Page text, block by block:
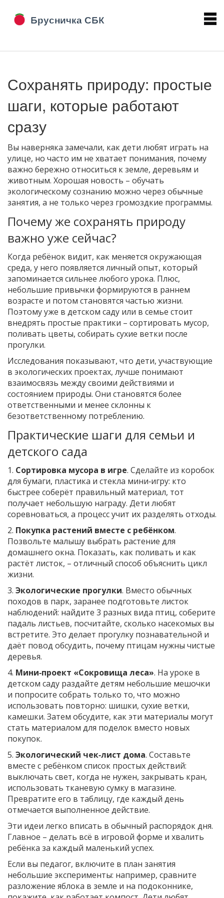
Сохранять природу: простые
шаги, которые работают
сразу
Вы наверняка замечали, как дети любят играть на
улице, но часто им не хватает понимания, почему
важно бережно относиться к земле, деревьям и
животным. Хорошая новость – обучать
экологическому сознанию можно через обычные
занятия, а не только через громоздкие программы.
Почему же сохранять природу
важно уже сейчас?
Когда ребёнок видит, как меняется окружающая
среда, у него появляется личный опыт, который
запоминается сильнее любого урока. Плюс,
небольшие привычки формируются в раннем
возрасте и потом становятся частью жизни.
Поэтому уже в детском саду или в семье стоит
внедрять простые практики – сортировать мусор,
поливать цветы, собирать сухие ветки после
прогулки.
Исследования показывают, что дети, участвующие
в экологических проектах, лучше понимают
взаимосвязь между своими действиями и
состоянием природы. Они становятся более
ответственными и менее склонны к
безответственному потреблению.
Практические шаги для семьи и
детского сада
1. Сортировка мусора в игре. Сделайте из коробок
для бумаги, пластика и стекла мини‑игру: кто
быстрее соберёт правильный материал, тот
получает небольшую награду. Дети любят
соревноваться, а процесс учит их разделять отходы.
2. Покупка растений вместе с ребёнком.
Позвольте малышу выбрать растение для
домашнего окна. Показать, как поливать и как
растёт листок, – отличный способ объяснить цикл
жизни.
3. Экологические прогулки. Вместо обычных
походов в парк, заранее подготовьте листок
наблюдений: найдите 3 разных вида птиц, соберите
падаль листьев, посчитайте, сколько насекомых вы
встретите. Это делает прогулку познавательной и
даёт повод обсудить, почему птицам нужны чистые
деревья.
4. Мини‑проект «Сокровища леса». На уроке в
детском саду раздайте детям небольшие мешочки
и попросите собрать только то, что можно
использовать повторно: шишки, сухие ветки,
камешки. Затем обсудите, как эти материалы могут
стать материалом для поделок вместо новых
покупок.
5. Экологический чек‑лист дома. Составьте
вместе с ребёнком список простых действий:
выключать свет, когда не нужен, закрывать кран,
использовать тканевую сумку в магазине.
Превратите его в таблицу, где каждый день
отмечается выполненное действие.
Эти идеи легко вписать в обычный распорядок дня.
Главное – делать всё в игровой форме и хвалить
ребёнка за каждый маленький успех.
Если вы педагог, включите в план занятия
небольшие эксперименты: например, сравните
разложение яблока в земле и на подоконнике,